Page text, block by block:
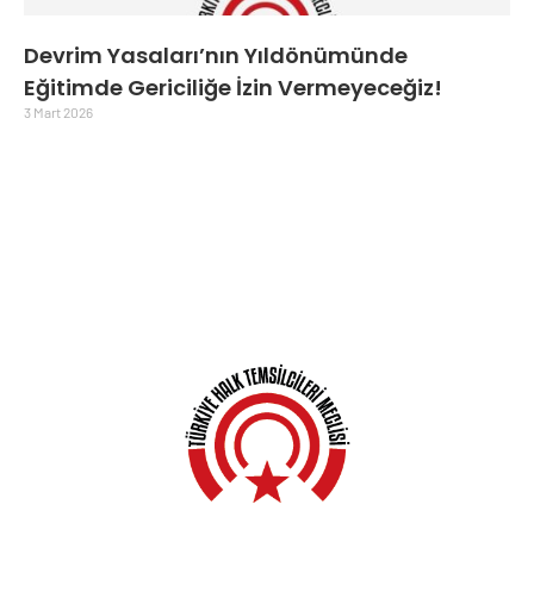
Devrim Yasaları’nın Yıldönümünde
Eğitimde Gericiliğe İzin Vermeyeceğiz!
3 Mart 2026